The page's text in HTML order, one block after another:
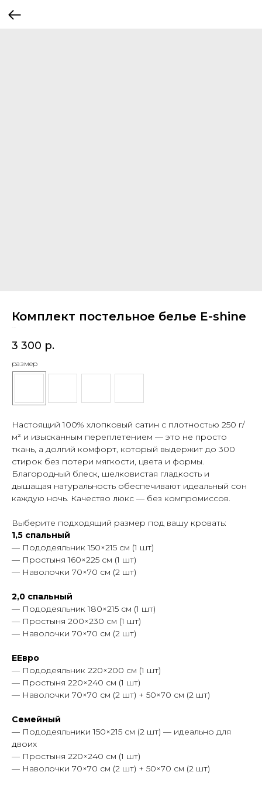
Комплект постельное белье E-shine
3 300 р.
размер
Настоящий 100% хлопковый сатин с плотностью 250 г/
м² и изысканным переплетением — это не просто
ткань, а долгий комфорт, который выдержит до 300
стирок без потери мягкости, цвета и формы.
Благородный блеск, шелковистая гладкость и
дышащая натуральность обеспечивают идеальный сон
каждую ночь. Качество люкс — без компромиссов.
Выберите подходящий размер под вашу кровать:
1,5 спальный
— Пододеяльник 150×215 см (1 шт)
— Простыня 160×225 см (1 шт)
— Наволочки 70×70 см (2 шт)
2,0 спальный
— Пододеяльник 180×215 см (1 шт)
— Простыня 200×230 см (1 шт)
— Наволочки 70×70 см (2 шт)
ЕЕвро
— Пододеяльник 220×200 см (1 шт)
— Простыня 220×240 см (1 шт)
— Наволочки 70×70 см (2 шт) + 50×70 см (2 шт)
Семейный
— Пододеяльники 150×215 см (2 шт) — идеально для
двоих
— Простыня 220×240 см (1 шт)
— Наволочки 70×70 см (2 шт) + 50×70 см (2 шт)